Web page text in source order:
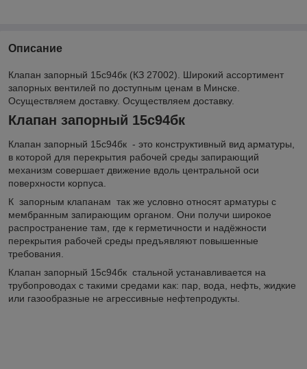
Описание
Клапан запорный 15с94бк (КЗ 27002). Широкий ассортимент
запорных вентилей по доступным ценам в Минске.
Осуществляем доставку. Осуществляем доставку.
Клапан запорный 15с94бк
Клапан запорный 15с94бк - это конструктивный вид арматуры,
в которой для перекрытия рабочей среды запирающий
механизм совершает движение вдоль центральной оси
поверхности корпуса.
К запорным клапанам так же условно относят арматуры с
мембранным запирающим органом. Они получи широкое
распространение там, где к герметичности и надёжности
перекрытия рабочей среды предъявляют повышенные
требования.
Клапан запорный 15с94бк стальной устанавливается на
трубопроводах с такими средами как: пар, вода, нефть, жидкие
или газообразные не агрессивные нефтепродукты.